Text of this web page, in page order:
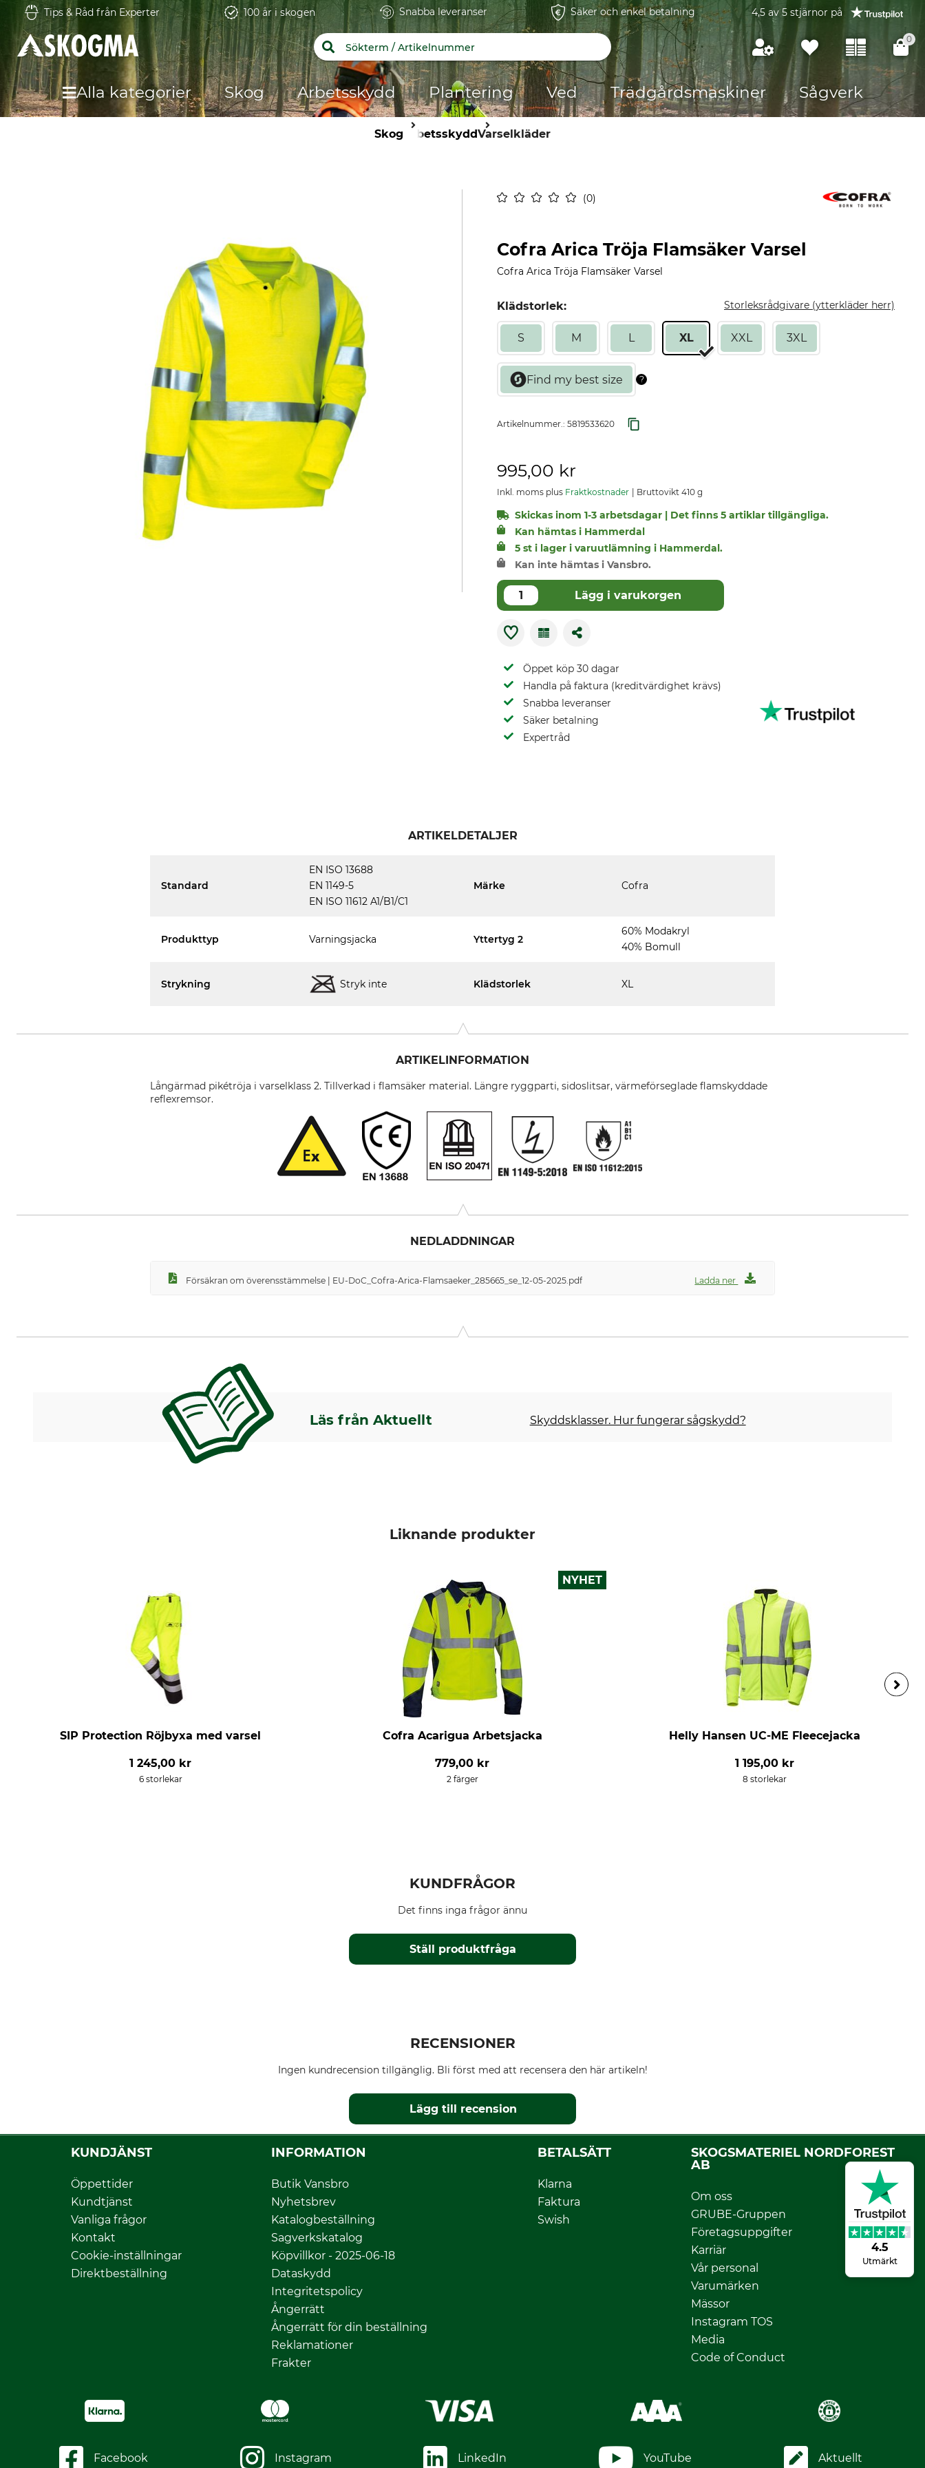
4.5
Utmärkt
Tips & Råd från Experter 100 år i skogen Snabba leveranser Säker och enkel betalning 4,5 av 5 stjärnor på
0
Alla kategorier Skog Arbetsskydd Plantering Ved Trädgårdsmaskiner Sågverk
Skog ArbetsskyddVarselkläder
0
Cofra Arica Tröja Flamsäker Varsel
Cofra Arica Tröja Flamsäker Varsel
Klädstorlek: Storleksrådgivare (ytterkläder herr)
S M L XL XXL 3XL
Artikelnummer.: 5819533620
995,00 kr
Inkl. moms plus Fraktkostnader Bruttovikt 410 g
Skickas inom 1-3 arbetsdagar | Det finns 5 artiklar tillgängliga.
Kan hämtas i Hammerdal
5 st i lager i varuutlämning i Hammerdal.
Kan inte hämtas i Vansbro.
Lägg i varukorgen
Öppet köp 30 dagar
Handla på faktura (kreditvärdighet krävs)
Snabba leveranser
Säker betalning
Expertråd
ARTIKELDETALJER
Standard
EN ISO 13688
EN 1149-5
EN ISO 11612 A1/B1/C1
Märke Cofra
Produkttyp Varningsjacka Yttertyg 2
60% Modakryl
40% Bomull
Strykning Stryk inte Klädstorlek XL
ARTIKELINFORMATION
Långärmad pikétröja i varselklass 2. Tillverkad i flamsäker material. Längre ryggparti, sidoslitsar, värmeförseglade flamskyddade
reflexremsor.
NEDLADDNINGAR
Försäkran om överensstämmelse | EU-DoC_Cofra-Arica-Flamsaeker_285665_se_12-05-2025.pdf Ladda ner
Läs från Aktuellt Skyddsklasser. Hur fungerar sågskydd?
Liknande produkter
SIP Protection Röjbyxa med varsel
1 245,00 kr
6 storlekar
NYHET
Cofra Acarigua Arbetsjacka
779,00 kr
2 färger
Helly Hansen UC-ME Fleecejacka
1 195,00 kr
8 storlekar
KUNDFRÅGOR
Ställ produktfråga
Det finns inga frågor ännu
RECENSIONER
Ingen kundrecension tillgänglig. Bli först med att recensera den här artikeln!
Lägg till recension
KUNDJÄNST
Öppettider
Kundtjänst
Vanliga frågor
Kontakt
Cookie-inställningar
Direktbeställning
INFORMATION
Butik Vansbro
Nyhetsbrev
Katalogbeställning
Sagverkskatalog
Köpvillkor - 2025-06-18
Dataskydd
Integritetspolicy
Ångerrätt
Ångerrätt för din beställning
Reklamationer
Frakter
BETALSÄTT
Klarna
Faktura
Swish
SKOGSMATERIEL NORDFOREST
AB
Om oss
GRUBE-Gruppen
Företagsuppgifter
Karriär
Vår personal
Varumärken
Mässor
Instagram TOS
Media
Code of Conduct
Facebook Instagram LinkedIn YouTube Aktuellt